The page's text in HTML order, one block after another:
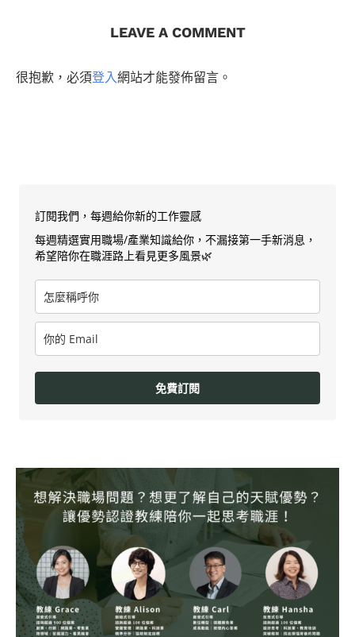
LEAVE A COMMENT
很抱歉，必須登入網站才能發佈留言。
訂閱我們，每週給你新的工作靈感
每週精選實用職場/產業知識給你，不漏接第一手新消息，
希望陪你在職涯路上看見更多風景🌿
免費訂閱